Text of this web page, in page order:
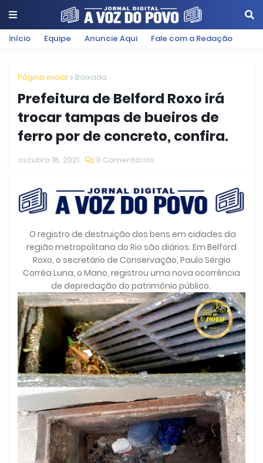
Início Equipe Anuncie Aqui Fale com a Redação
Página inicial Baixada
Prefeitura de Belford Roxo irá
trocar tampas de bueiros de
ferro por de concreto, confira.
outubro 18, 2021 0 Comentários
O registro de destruição dos bens em cidades da
região metropolitana do Rio são diários. Em Belford
Roxo, o secretário de Conservação, Paulo Sérgio
Corrêa Luna, o Mano, registrou uma nova ocorrência
de depredação do patrimônio público.